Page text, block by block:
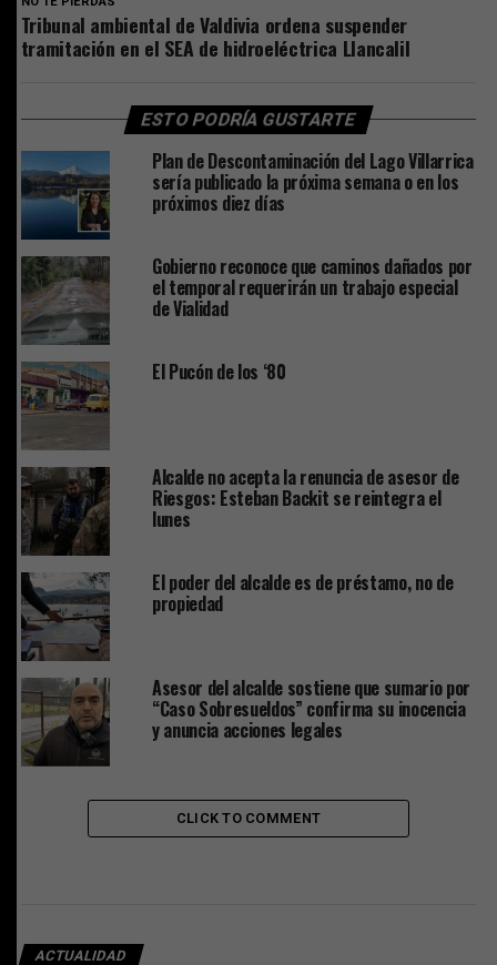
Tribunal ambiental de Valdivia ordena suspender
tramitación en el SEA de hidroeléctrica Llancalil
ESTO PODRÍA GUSTARTE
Plan de Descontaminación del Lago Villarrica
sería publicado la próxima semana o en los
próximos diez días
Gobierno reconoce que caminos dañados por
el temporal requerirán un trabajo especial
de Vialidad
El Pucón de los ‘80
Alcalde no acepta la renuncia de asesor de
Riesgos: Esteban Backit se reintegra el
lunes
El poder del alcalde es de préstamo, no de
propiedad
Asesor del alcalde sostiene que sumario por
“Caso Sobresueldos” confirma su inocencia
y anuncia acciones legales
CLICK TO COMMENT
ACTUALIDAD